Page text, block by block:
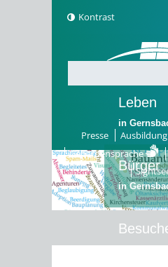
Kontrast
Presse Ausbildung
Gebärdensprache
Leben
in
Bürger
in